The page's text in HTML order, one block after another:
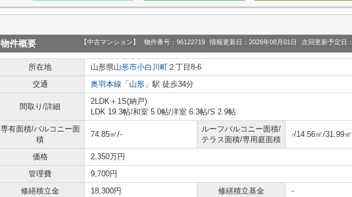
物件概要 【中古マンション】 物件番号：96122719 情報更新日：2026年08月01日 次回更新予定日
所在地 山形県山形市小白川町 ２丁目8-6
交通
奥羽本線 「 山形 」駅 徒歩34分
間取り/詳細
2LDK＋1S(納戸)
LDK 19.3帖/和室 5.0帖/洋室 6.3帖/S 2.9帖
専有面積/バルコニー面
積
74.85㎡/-
ルーフバルコニー面積/
テラス面積/専用庭面積
-/14.56㎡/31.99㎡
価格
2,350万円
管理費
9,700円
修繕積立金
18,300円 修繕積立基金
-